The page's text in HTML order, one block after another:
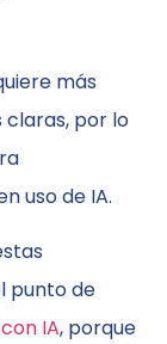
más
por lo
uso de IA.
punto de
IA, porque